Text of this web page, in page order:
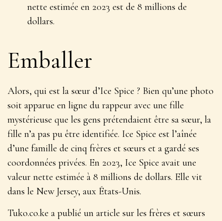
nette estimée en 2023 est de 8 millions de
dollars.
Emballer
Alors, qui est la sœur d’Ice Spice ? Bien qu’une photo
soit apparue en ligne du rappeur avec une fille
mystérieuse que les gens prétendaient être sa sœur, la
fille n’a pas pu être identifiée. Ice Spice est l’aînée
d’une famille de cinq frères et sœurs et a gardé ses
coordonnées privées. En 2023, Ice Spice avait une
valeur nette estimée à 8 millions de dollars. Elle vit
dans le New Jersey, aux États-Unis.
Tuko.co.ke a publié un article sur les frères et sœurs